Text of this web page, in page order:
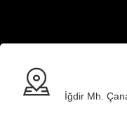
İğdir Mh.